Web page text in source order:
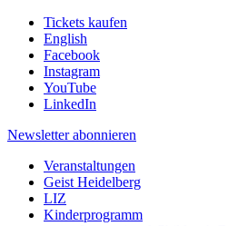
Tickets kaufen
English
Facebook
Instagram
YouTube
LinkedIn
Newsletter abonnieren
Veranstaltungen
Geist Heidelberg
LIZ
Kinderprogramm